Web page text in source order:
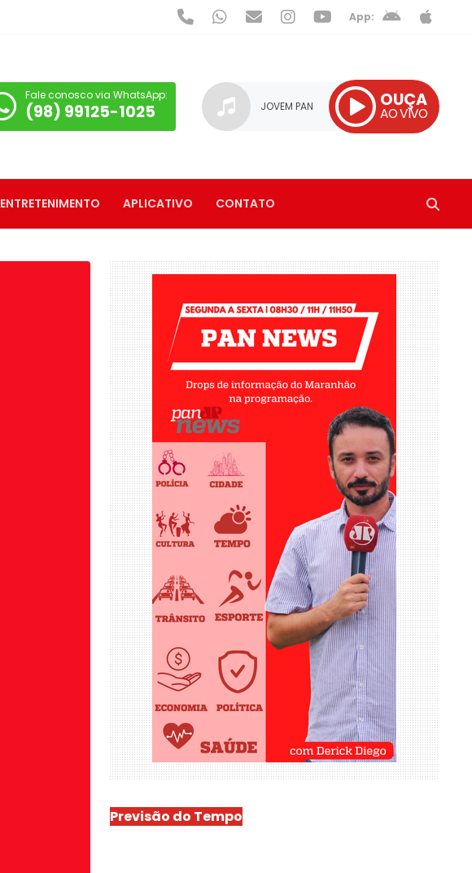
App:
Fale conosco via WhatsApp:
(98) 99125-1025 JOVEM PAN OUÇA
AO VIVO
ENTRETENIMENTO APLICATIVO CONTATO
Previsão do Tempo